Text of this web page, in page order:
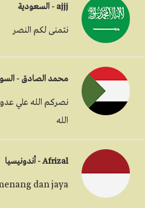
ajjj - السعودية
نتمنى لكم النصر
محمد الصادق -
نصركم الله علي
الله
Afrizal - أندونيسيا
dan jaya